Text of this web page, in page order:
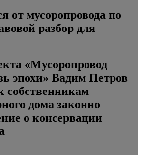
от мусоропровода по
разбор для
«Мусоропровод
эпохи» Вадим Петров
собственникам
дома законно
о консервации